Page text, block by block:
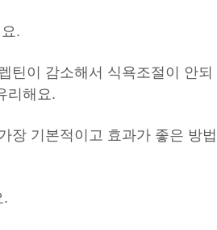
.
틴이 감소해서 식욕조절이 안되
리해요.
장 기본적이고 효과가 좋은 방법
.